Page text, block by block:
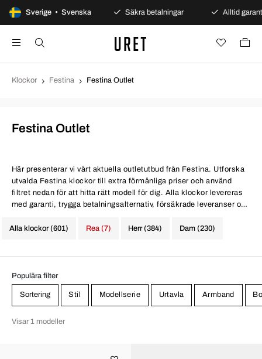
Sverige • Svenska
100 dagars öppet köp Säkra betalningar Alltid garanti
Klockor Festina Festina Outlet
Festina Outlet
Här presenterar vi vårt aktuella outletutbud från Festina. Utforska
utvalda Festina klockor till extra förmånliga priser och använd
filtret nedan för att hitta rätt modell för dig. Alla klockor levereras
med garanti, trygga betalningsalternativ, försäkrade leveranser och
Alla klockor (601)
Herr (384) Dam (230)
Rea (7)
Populära filter
Sortering Stil Modellserie Urtavla Armband
Visar 1 modeller